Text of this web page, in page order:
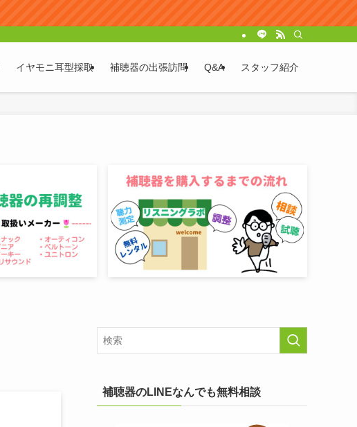
イヤモニ耳型採取 補聴器の出張訪問 Q&A スタッフ紹介
補聴器のLINEなんでも無料相談